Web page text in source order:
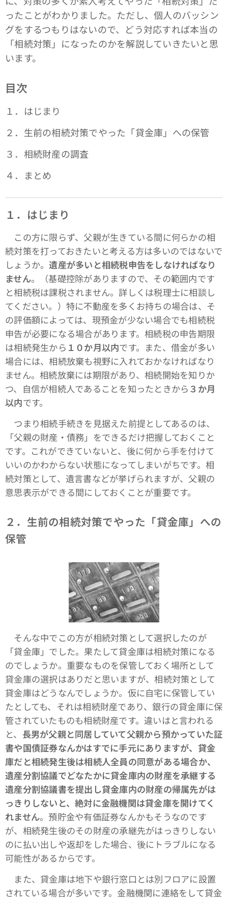
ったことがわかりました。ただし、個人のバッシン
グをするつもりはないので、どう対応すれば本当の
「相続対策」になったのかを解説していきたいと思
います。
目次
１．はじまり
２．生前の相続対策でやった「貸金庫」への保管
３．相続財産の調査
４．まとめ
１．はじまり
この方に限らず、父親が生きている間に何らかの相
続対策を打っておきたいと考える方は多いのではないで
しょうか。遺産が多いと相続税申告をしなければなり
ません。（基礎控除がありますので、その範囲内です
と相続税は課税されません。詳しくは税理士に相談し
てください。）特に不動産を多くお持ちの場合は、そ
の評価額によっては、現預金が少ない場合でも相続税
申告が必要になる場合があります。相続税の申告期限
は相続発生から １０か月以内です。また、借金が多い
場合には、相続放棄も視野に入れておかなければなり
ません。相続放棄には期限があり、相続開始を知りか
つ、自信が相続人であることを知ったときから ３か月
以内です。
つまり相続手続きを見据えた前提としてあるのは、
「父親の財産・債務」をできるだけ把握しておくこと
です。これができていないと、後に何から手を付けて
いいのかわからない状態になってしまいがちです。相
続対策として、遺言書などが挙げられますが、父親の
意思表示ができる間にしておくことが重要です。
２．生前の相続対策でやった「貸金庫」への
保管
そんな中でこの方が相続対策として選択したのが
「貸金庫」でした。果たして貸金庫は相続対策になる
のでしょうか。重要なものを保管しておく場所として
貸金庫の選択はありだと思いますが、相続対策として
貸金庫はどうなんでしょうか。仮に自宅に保管してい
たとしても、それは相続財産であり、銀行の貸金庫に保
管されていたものも相続財産です。違いはと言われる
と、 長男が父親と同居していて父親から預かっていた証
書や国債証券なんかはすでに手元にありますが、貸金
庫だと相続発生後は相続人全員の同意がある場合か、
遺産分割協議でどなたかに貸金庫内の財産を承継する
遺産分割協議書を提出し貸金庫内の財産の帰属先がは
っきりしないと、絶対に金融機関は貸金庫を開けてく
れません。預貯金や有価証券なんかもそうなのです
が、相続発生後のその財産の承継先がはっきりしない
のに払い出しや返却をした場合、後にトラブルになる
可能性があるからです。
また、貸金庫は地下や銀行窓口とは別フロアに設置
されている場合が多いです。金融機関に連絡をして貸金